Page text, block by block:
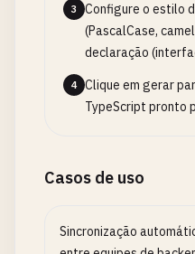
3
Configure o estilo
(PascalCase,
declaração
4
Clique em gerar
TypeScript pronto
Casos de uso
Sincronização